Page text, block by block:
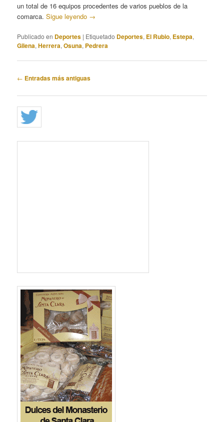
un total de 16 equipos procedentes de varios pueblos de la
comarca.Sigue leyendo →
Publicado en Deportes | Etiquetado Deportes, El Rubio, Estepa,
Gilena,Herrera,Osuna, Pedrera
Navegación
entradas
← Entradas más antiguas